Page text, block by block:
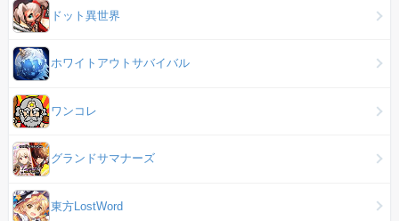
ドット異世界
ホワイトアウトサバイバル
ワンコレ
グランドサマナーズ
東方LostWord